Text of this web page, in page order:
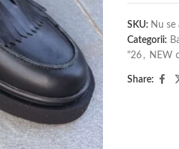
SKU: Nu se
Categorii:
"26 , NEW
Share: